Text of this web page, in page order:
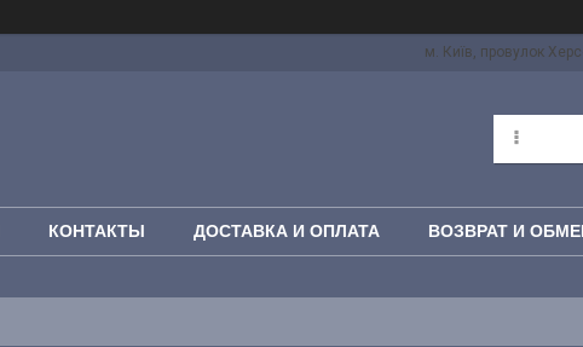
м. Київ, провулок
КОНТАКТЫ ДОСТАВКА И ОПЛАТА ВОЗВРАТ И